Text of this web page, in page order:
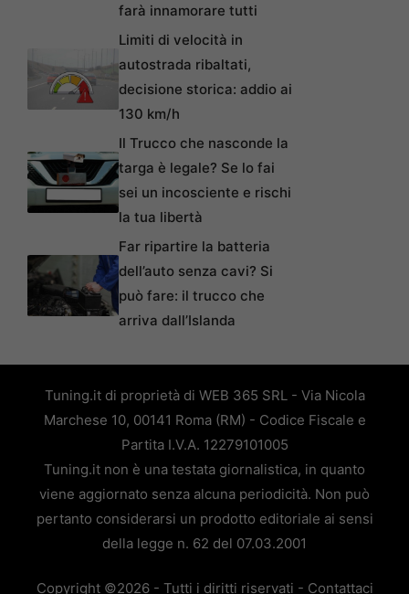
farà innamorare tutti
Limiti di velocità in
autostrada ribaltati,
decisione storica: addio ai
130 km/h
Il Trucco che nasconde la
targa è legale? Se lo fai
sei un incosciente e rischi
la tua libertà
Far ripartire la batteria
dell’auto senza cavi? Si
può fare: il trucco che
arriva dall’Islanda
Tuning.it di proprietà di WEB 365 SRL - Via Nicola
Marchese 10, 00141 Roma (RM) - Codice Fiscale e
Partita I.V.A. 12279101005
Tuning.it non è una testata giornalistica, in quanto
viene aggiornato senza alcuna periodicità. Non può
pertanto considerarsi un prodotto editoriale ai sensi
della legge n. 62 del 07.03.2001
Copyright ©2026 - Tutti i diritti riservati - Contattaci